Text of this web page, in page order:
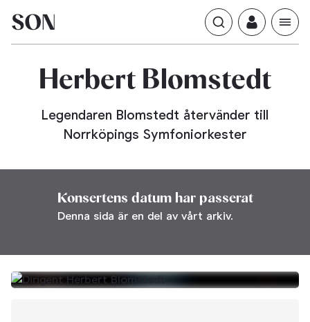
Herbert Blomstedt
Legendaren Blomstedt återvänder till
Norrköpings Symfoniorkester
Konsertens datum har passerat
Denna sida är en del av vårt arkiv.